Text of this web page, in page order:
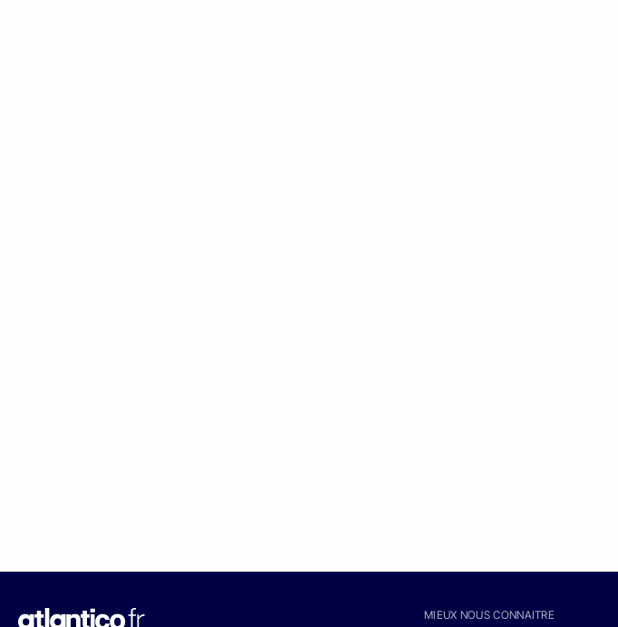
MIEUX NOUS CONNAITRE